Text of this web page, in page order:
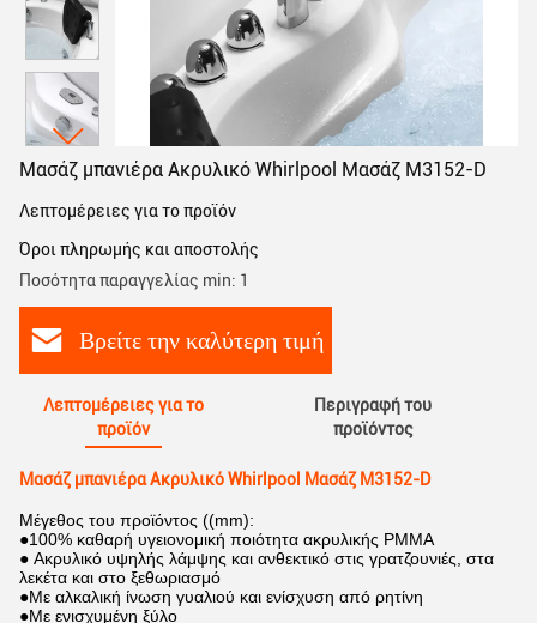
Μασάζ μπανιέρα Ακρυλικό Whirlpool Μασάζ M3152-D
Λεπτομέρειες για το προϊόν
Όροι πληρωμής και αποστολής
Ποσότητα παραγγελίας min: 1
Βρείτε την καλύτερη τιμή
Λεπτομέρειες για το
προϊόν
Περιγραφή του
προϊόντος
Μασάζ μπανιέρα Ακρυλικό Whirlpool Μασάζ M3152-D
Μέγεθος του προϊόντος ((mm):
●100% καθαρή υγειονομική ποιότητα ακρυλικής PMMA
● Ακρυλικό υψηλής λάμψης και ανθεκτικό στις γρατζουνιές, στα
λεκέτα και στο ξεθωριασμό
●Με αλκαλική ίνωση γυαλιού και ενίσχυση από ρητίνη
●Με ενισχυμένη ξύλο